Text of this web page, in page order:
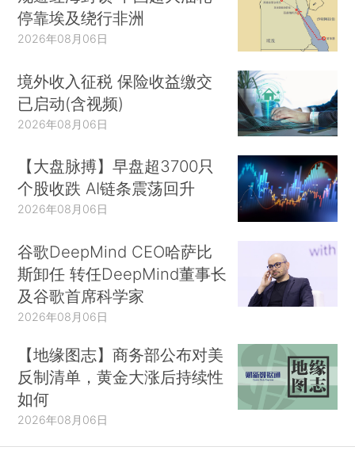
停靠埃及绕行非洲
2026年08月06日
境外收入征税 保险收益缴交
已启动(含视频)
2026年08月06日
【大盘脉搏】早盘超3700只
个股收跌 AI链条震荡回升
2026年08月06日
谷歌DeepMind CEO哈萨比
斯卸任 转任DeepMind董事长
及谷歌首席科学家
2026年08月06日
【地缘图志】商务部公布对美
反制清单，黄金大涨后持续性
如何
2026年08月06日